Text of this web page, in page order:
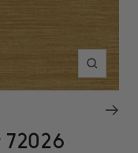
Inzoomen
72026